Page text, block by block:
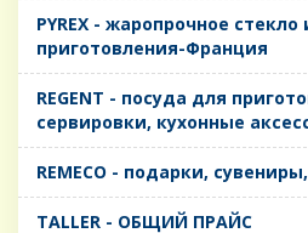
PYREX - жаропрочное
приготовления-Франция
REGENT - посуда для
сервировки, кухонные
REMECO - подарки,
TALLER - ОБЩИЙ ПРАЙС